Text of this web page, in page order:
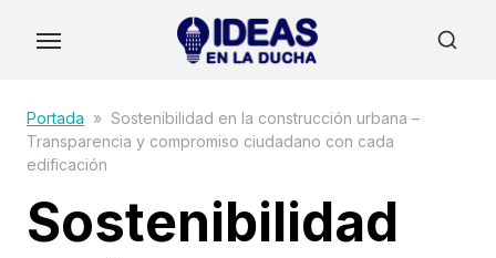
contentPortada » Sostenibilidad en la construcción urbana –
Transparencia y compromiso ciudadano con cada
edificación
Sostenibilidad